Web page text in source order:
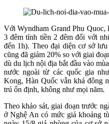
Với Wyndham Grand Phu Quoc,
3 đêm tính tiền 2 đêm đối với
đến 1h). Theo đại diện cơ sở
cũng đã giảm 20% so với giai
dù du lịch nội địa bắt đầu vào
nước ngoài từ các quốc gia
Kong, Hàn Quốc vẫn khá đông
trú ổn định, không như mọi năm.
Theo khảo sát, giai đoạn trước
ở Nghệ An có mức giá khoảng